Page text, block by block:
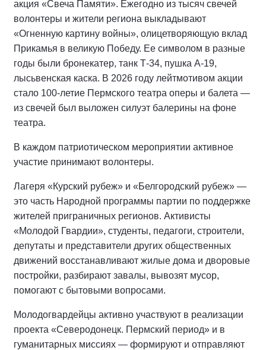
акция «Свеча Памяти». Ежегодно из тысяч свечей
волонтеры и жители региона выкладывают
«Огненную картину войны», олицетворяющую вклад
Прикамья в великую Победу. Ее символом в разные
годы были бронекатер, танк Т-34, пушка А-19,
лысьвенская каска. В 2026 году лейтмотивом акции
стало 100-летие Пермского театра оперы и балета —
из свечей был выложен силуэт балерины на фоне
театра.
В каждом патриотическом мероприятии активное
участие принимают волонтеры.
Лагеря «Курский рубеж» и «Белгородский рубеж» —
это часть Народной программы партии по поддержке
жителей приграничных регионов. Активисты
«Молодой Гвардии», студенты, педагоги, строители,
депутаты и представители других общественных
движений восстанавливают жилые дома и дворовые
постройки, разбирают завалы, вывозят мусор,
помогают с бытовыми вопросами.
Молодогвардейцы активно участвуют в реализации
проекта «Северодонецк. Пермский период» и в
гуманитарных миссиях — формируют и отправляют